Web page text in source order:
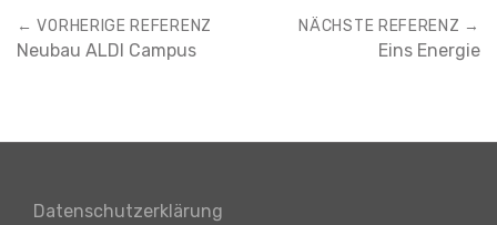
← VORHERIGE REFERENZ
Neubau ALDI Campus
NÄCHSTE REFERENZ →
Eins Energie
Datenschutzerklärung